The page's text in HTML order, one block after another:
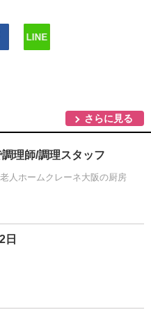
さらに見る
理師/調理スタッフ
人ホームクレーネ大阪の厨房
日